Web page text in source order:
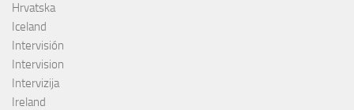
Hrvatska
Iceland
Intervisión
Intervision
Intervizija
Ireland